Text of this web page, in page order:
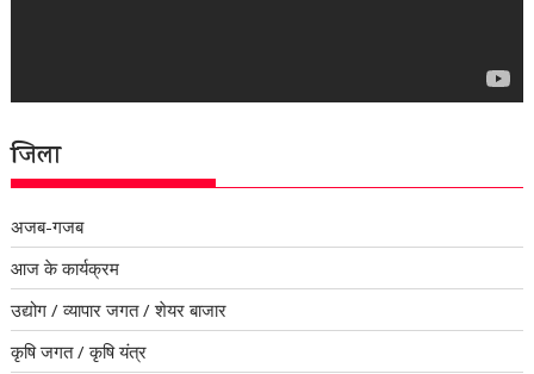
जिला
अजब-गजब
आज के कार्यक्रम
उद्योग / व्यापार जगत / शेयर बाजार
कृषि जगत / कृषि यंत्र